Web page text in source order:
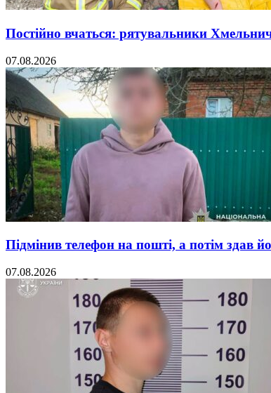
Постійно вчаться: рятувальники
07.08.2026
Підмінив телефон на пошті, а потім здав
07.08.2026